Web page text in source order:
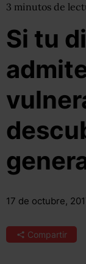
3 minutos de
Si tu
17 de octubre,
Compartir